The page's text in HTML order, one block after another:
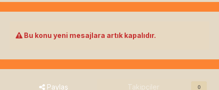
Bu konu yeni mesajlara artık kapalıdır.
Paylaş Takipçiler 0